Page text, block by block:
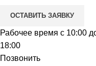
Рабочее время с 10:00
18:00
Позвонить